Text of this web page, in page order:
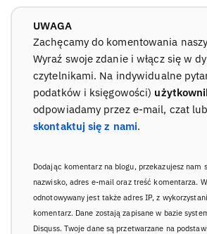
UWAGA
Zachęcamy do komentowania
Wyraź swoje zdanie i włącz się w
czytelnikami. Na indywidualne
podatków i księgowości)
odpowiadamy przez e-mail, czat
skontaktuj się z nami.
Dodając komentarz na blogu, przekazujesz nam
nazwisko, adres e-mail oraz treść komentarza.
odnotowywany jest także adres IP, z
komentarz. Dane zostają zapisane w bazie
Disquss. Twoje dane są przetwarzane na